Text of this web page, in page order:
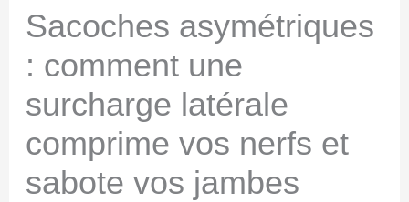
Sacoches asymétriques
: comment une
surcharge latérale
comprime vos nerfs et
sabote vos jambes